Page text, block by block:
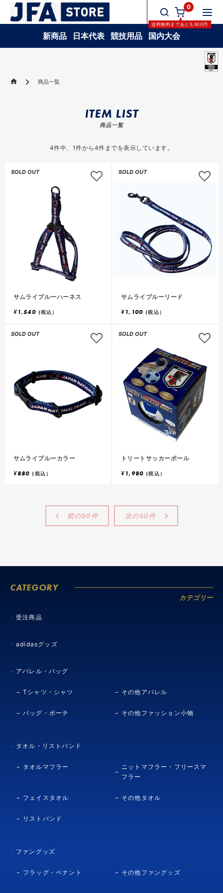
0
送料無料まであと 5,500円
新商品 日本代表 競技用品 国内大会
商品一覧
ITEM LIST
商品一覧
4件中、 1件から 4件までを表示しています。
SOLD OUT
サムライブルーハーネス
¥1,540 (税込）
SOLD OUT
サムライブルーリード
¥1,100 (税込）
SOLD OUT
サムライブルーカラー
¥880 (税込）
SOLD OUT
トリートサッカーボール
¥1,980 (税込）
前の50件 次の50件
CATEGORY
カテゴリー
受注商品
adidasグッズ
アパレル・バッグ
Tシャツ・シャツ その他アパレル
バッグ・ポーチ その他ファッション小物
タオル・リストバンド
タオルマフラー
ニットマフラー・フリースマ
フラー
フェイスタオル その他タオル
リストバンド
ファングッズ
フラッグ・ペナント その他ファングッズ